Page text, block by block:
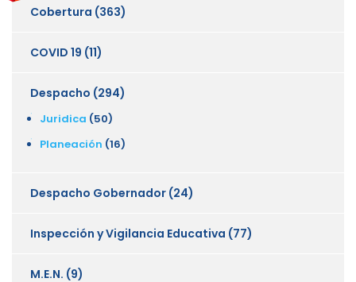
Cobertura (363)
COVID 19 (11)
Despacho (294)
Juridica (50)
Planeación (16)
Despacho Gobernador (24)
Inspección y Vigilancia Educativa (77)
M.E.N. (9)